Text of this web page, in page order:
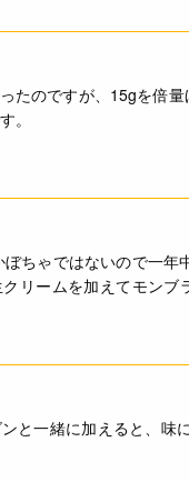
たのですが、15gを倍
。
ちゃではないので一年
リームを加えてモン
と一緒に加えると、